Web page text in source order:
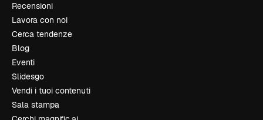
Recensioni
Lavora con noi
Cerca tendenze
Blog
Eventi
Slidesgo
Vendi i tuoi contenuti
Sala stampa